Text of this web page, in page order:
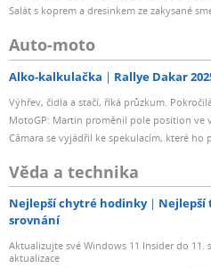
Salát s koprem a dresinkem ze zakysané
Auto-moto
Alko-kalkulačka Rallye Dakar
Výhřev, čidla a stačí, říká průzkum.
MotoGP: Martin proměnil pole position ve
Câmara se vyjádřil ke spekulacím, které ho
Věda a technika
Nejlepší chytré hodinky Nejlepší
srovnání
Aktualizujte své Windows 11 Insider do
aktualizace